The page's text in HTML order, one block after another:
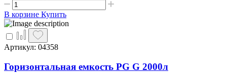
В корзине Купить
Артикул: 04358
Горизонтальная емкость PG G 2000л